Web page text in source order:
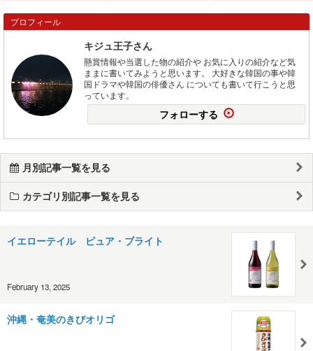
プロフィール
キジュ王子さん
懸賞情報や当選した物の紹介や お気に入りの紹介など気
ままに書いてみようと思います。 大好きな韓国の事や韓
国ドラマや韓国の俳優さん についても書いて行こうと思
っています。
フォローする
月別記事一覧を見る
カテゴリ別記事一覧を見る
イエローテイル ピュア・ブライト
February 13, 2025
沖縄・奄美のきびオリゴ